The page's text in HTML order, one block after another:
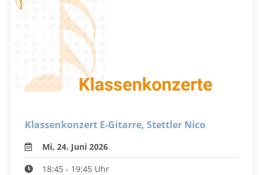
Klassenkonzert E-Gitarre, Stettler Nico
Mi, 24. Juni 2026
18:45 - 19:45 Uhr